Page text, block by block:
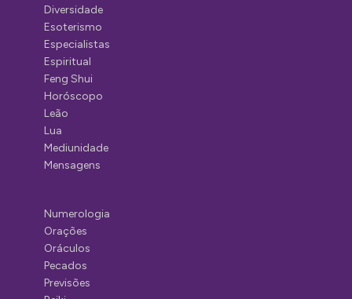
Diversidade
Esoterismo
Especialistas
Espiritual
Feng Shui
Horóscopo
Leão
Lua
Mediunidade
Mensagens
Numerologia
Orações
Oráculos
Pecados
Previsões